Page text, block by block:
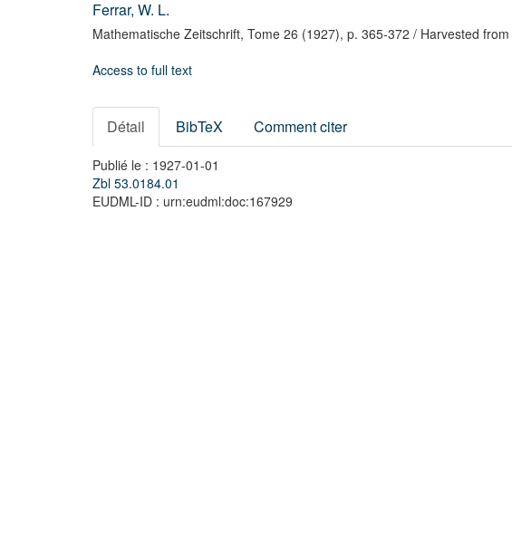
Ferrar, W. L.
Mathematische Zeitschrift, Tome 26 (1927), p. 365-372 / Harvested from
Access to full text
Détail BibTeX Comment citer
Publié le : 1927-01-01
Zbl 53.0184.01
EUDML-ID : urn:eudml:doc:167929